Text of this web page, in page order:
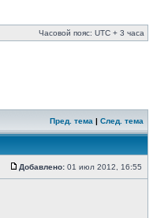
Часовой пояс: UTC + 3 часа
Пред. тема | След. тема
Добавлено: 01 июл 2012, 16:55